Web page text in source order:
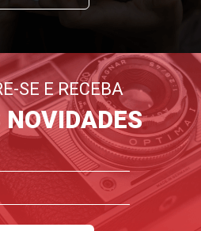
SE E RECEBA
NOVIDADES